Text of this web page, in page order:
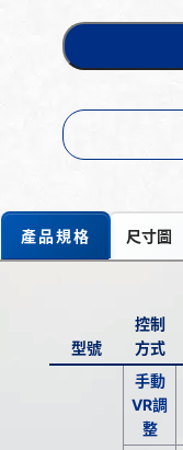
產品規格 尺寸圖
型號
控制
方式
手動
VR調
整